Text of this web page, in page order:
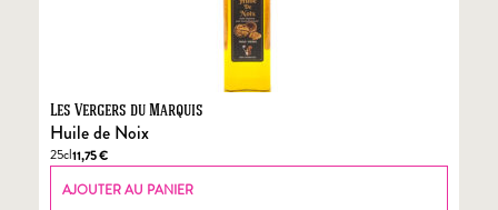
Les Vergers du Marquis
Huile de Noix
25cl11,75€
AJOUTER AU PANIER